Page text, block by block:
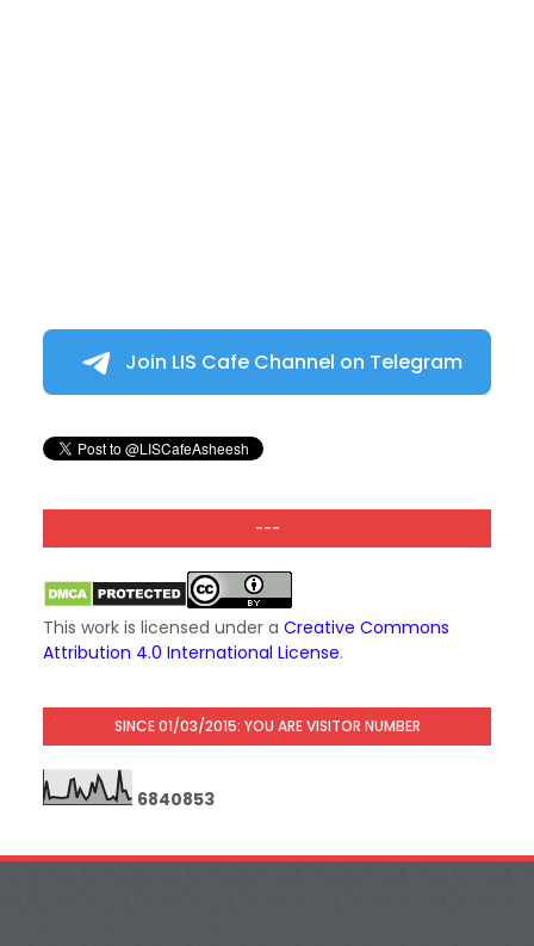
Join LIS Cafe Channel on Telegram
---
This work is licensed under a Creative Commons
Attribution 4.0 International License.
SINCE 01/03/2015: YOU ARE VISITOR NUMBER
6840853